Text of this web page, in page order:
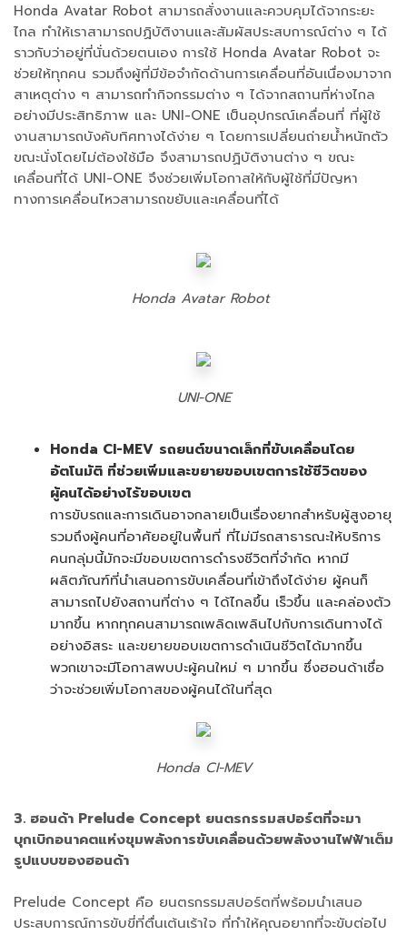
Honda Avatar Robot สามารถสั่งงานและควบคุมได้จากระยะ
ไกล ทำให้เราสามารถปฏิบัติงานและสัมผัสประสบการณ์ต่าง ๆ ได้
ราวกับว่าอยู่ที่นั่นด้วยตนเอง การใช้ Honda Avatar Robot จะ
ช่วยให้ทุกคน รวมถึงผู้ที่มีข้อจำกัดด้านการเคลื่อนที่อันเนื่องมาจาก
สาเหตุต่าง ๆ สามารถทำกิจกรรมต่าง ๆ ได้จากสถานที่ห่างไกล
อย่างมีประสิทธิภาพ และ UNI-ONE เป็นอุปกรณ์เคลื่อนที่ ที่ผู้ใช้
งานสามารถบังคับทิศทางได้ง่าย ๆ โดยการเปลี่ยนถ่ายน้ำหนักตัว
ขณะนั่งโดยไม่ต้องใช้มือ จึงสามารถปฏิบัติงานต่าง ๆ ขณะ
เคลื่อนที่ได้ UNI-ONE จึงช่วยเพิ่มโอกาสให้กับผู้ใช้ที่มีปัญหา
ทางการเคลื่อนไหวสามารถขยับและเคลื่อนที่ได้
Honda Avatar Robot
UNI-ONE
Honda CI-MEV รถยนต์ขนาดเล็กที่ขับเคลื่อนโดย
อัตโนมัติ ที่ช่วยเพิ่มและขยายขอบเขตการใช้ชีวิตของ
ผู้คนได้อย่างไร้ขอบเขต
การขับรถและการเดินอาจกลายเป็นเรื่องยากสำหรับผู้สูงอายุ
รวมถึงผู้คนที่อาศัยอยู่ในพื้นที่ ที่ไม่มีรถสาธารณะให้บริการ
คนกลุ่มนี้มักจะมีขอบเขตการดำรงชีวิตที่จำกัด หากมี
ผลิตภัณฑ์ที่นำเสนอการขับเคลื่อนที่เข้าถึงได้ง่าย ผู้คนก็
สามารถไปยังสถานที่ต่าง ๆ ได้ไกลขึ้น เร็วขึ้น และคล่องตัว
มากขึ้น หากทุกคนสามารถเพลิดเพลินไปกับการเดินทางได้
อย่างอิสระ และขยายขอบเขตการดำเนินชีวิตได้มากขึ้น
พวกเขาจะมีโอกาสพบปะผู้คนใหม่ ๆ มากขึ้น ซึ่งฮอนด้าเชื่อ
ว่าจะช่วยเพิ่มโอกาสของผู้คนได้ในที่สุด
Honda CI-MEV
3. ฮอนด้า Prelude Concept ยนตรกรรมสปอร์ตที่จะมา
บุกเบิกอนาคตแห่งขุมพลังการขับเคลื่อนด้วยพลังงานไฟฟ้าเต็ม
รูปแบบของฮอนด้า
Prelude Concept คือ ยนตรกรรมสปอร์ตที่พร้อมนำเสนอ
ประสบการณ์การขับขี่ที่ตื่นเต้นเร้าใจ ที่ทำให้คุณอยากที่จะขับต่อไป